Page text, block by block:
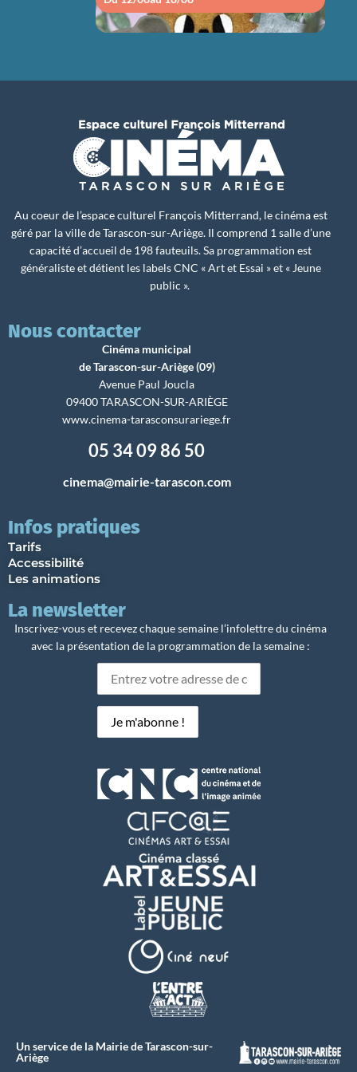
Au coeur de l’espace culturel François Mitterrand, le cinéma est
géré par la ville de Tarascon-sur-Ariège. Il comprend 1 salle d’une
capacité d’accueil de 198 fauteuils. Sa programmation est
généraliste et détient les labels CNC « Art et Essai » et « Jeune
public ».
Nous contacter
Cinéma municipal
de Tarascon-sur-Ariège (09)
Avenue Paul Joucla
09400 TARASCON-SUR-ARIÈGE
www.cinema-tarasconsurariege.fr
05 34 09 86 50
cinema@mairie-tarascon.com
Infos pratiques
Tarifs
Accessibilité
Les animations
La newsletter
Inscrivez-vous et recevez chaque semaine l’infolettre du cinéma
avec la présentation de la programmation de la semaine :
Un service de la Mairie de Tarascon-sur-
Ariège